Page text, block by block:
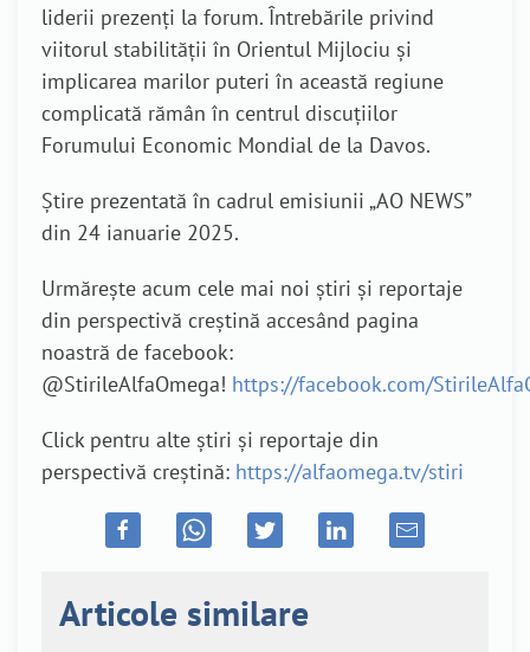
liderii prezenți la forum. Întrebările privind
viitorul stabilității în Orientul Mijlociu și
implicarea marilor puteri în această regiune
complicată rămân în centrul discuțiilor
Forumului Economic Mondial de la Davos.
Știre prezentată în cadrul emisiunii „AO NEWS”
din 24 ianuarie 2025.
Urmărește acum cele mai noi știri și reportaje
din perspectivă creștină accesând pagina
noastră de facebook:
@StirileAlfaOmega! https://facebook.com/
Click pentru alte știri și reportaje din
perspectivă creștină: https://alfaomega.tv/stiri
Articole similare